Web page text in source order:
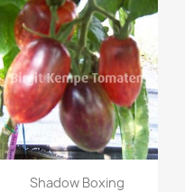
Vorschau
Shadow Boxing